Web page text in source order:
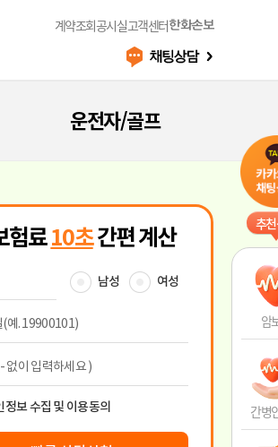
계약조회공시실고객센터한화손보
운전자/골프
추
암
간병